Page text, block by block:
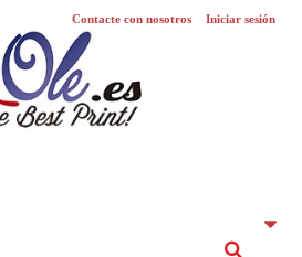
Iniciar sesión
Contacte con nosotros